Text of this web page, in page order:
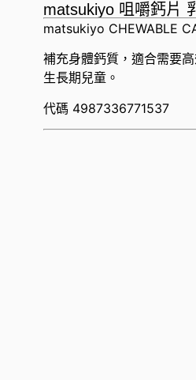
matsukiyo 咀嚼鈣片
matsukiyo CHEWABLE
補充身體鈣質，適合需要
生長期兒童。
代碼 4987336771537